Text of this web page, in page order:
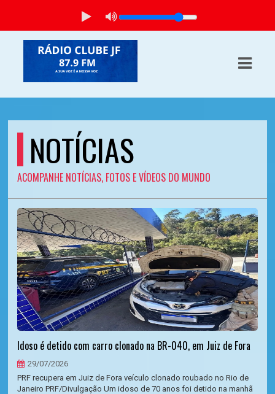
NOTÍCIAS
ACOMPANHE NOTÍCIAS, FOTOS E VÍDEOS DO MUNDO
Idoso é detido com carro clonado na BR-040, em Juiz de Fora
29/07/2026
PRF recupera em Juiz de Fora veículo clonado roubado no Rio de
Janeiro PRF/Divulgação Um idoso de 70 anos foi detido na manhã